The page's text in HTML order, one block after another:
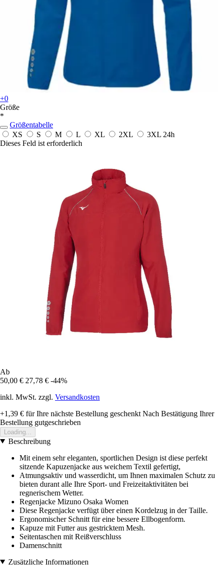
+0
Größe
*
Größentabelle
XS
S M L XL 2XL 3XL 24h
Dieses Feld ist erforderlich
Ab
50,00 € 27,78 € -44%
inkl. MwSt. zzgl. Versandkosten
+1,39 € für Ihre nächste Bestellung geschenkt Nach Bestätigung Ihrer
Bestellung gutgeschrieben
Loading...
Beschreibung
Mit einem sehr eleganten, sportlichen Design ist diese perfekt
sitzende Kapuzenjacke aus weichem Textil gefertigt,
Atmungsaktiv und wasserdicht, um Ihnen maximalen Schutz zu
bieten durant alle Ihre Sport- und Freizeitaktivitäten bei
regnerischem Wetter.
Regenjacke Mizuno Osaka Women
Diese Regenjacke verfügt über einen Kordelzug in der Taille.
Ergonomischer Schnitt für eine bessere Ellbogenform.
Kapuze mit Futter aus gestricktem Mesh.
Seitentaschen mit Reißverschluss
Damenschnitt
Zusätzliche Informationen